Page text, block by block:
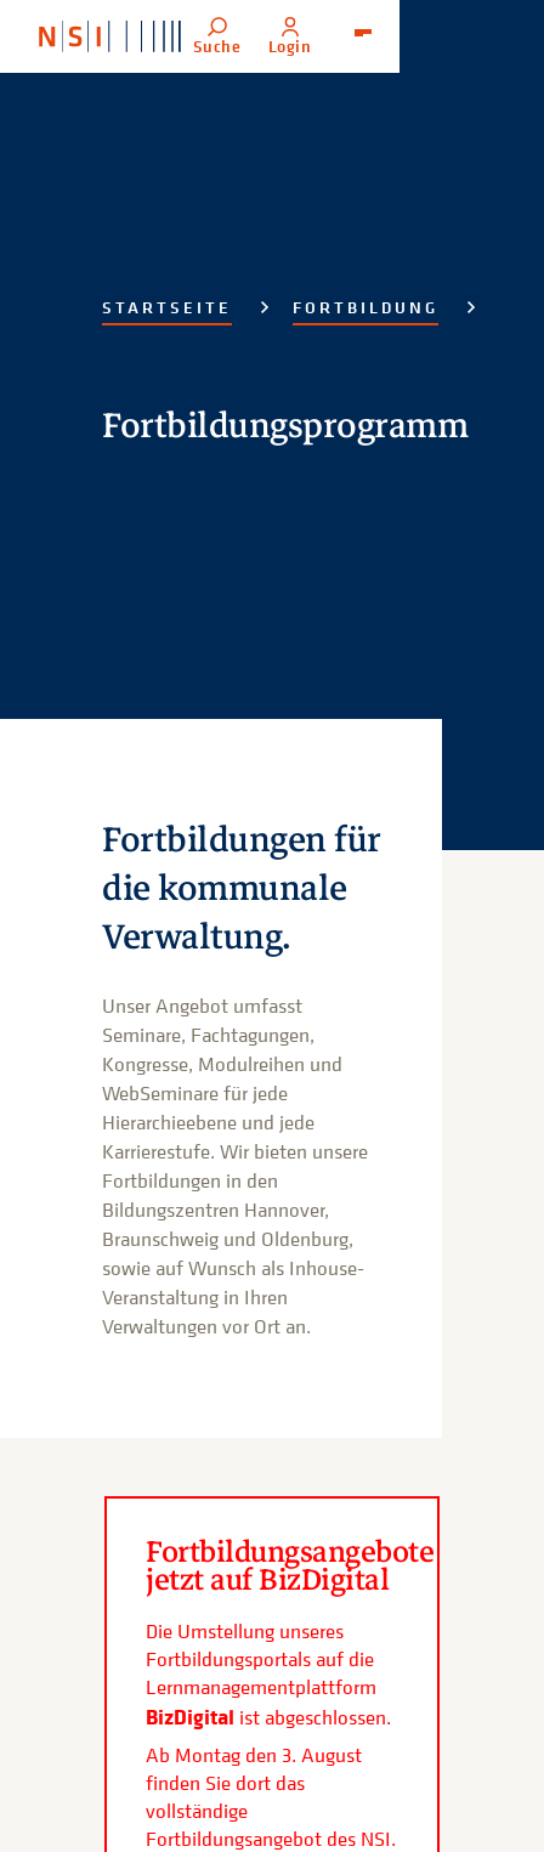
Suche Login
STARTSEITE FORTBILDUNG
Fortbildungsprogramm
Fortbildungen für
die kommunale
Verwaltung.
Unser Angebot umfasst
Seminare, Fachtagungen,
Kongresse, Modulreihen und
WebSeminare für jede
Hierarchieebene und jede
Karrierestufe. Wir bieten unsere
Fortbildungen in den
Bildungszentren Hannover,
Braunschweig und Oldenburg,
sowie auf Wunsch als Inhouse-
Veranstaltung in Ihren
Verwaltungen vor Ort an.
Fortbildungsangebote
jetzt auf BizDigital
Die Umstellung unseres
Fortbildungsportals auf die
Lernmanagementplattform
BizDigital ist abgeschlossen.
Ab Montag den 3. August
finden Sie dort das
vollständige
Fortbildungsangebot des NSI.